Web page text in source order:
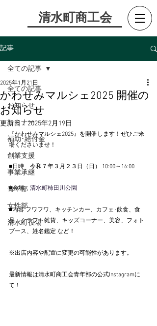
​清水町商工会
記事
全ての記事
お知らせ
セミナー
補助･給付金
創業支援
事業承継
青年部
女性部
清水町役場
全ての記事
かわせみマルシェ2025 開催の
お知らせ
2025年1月21日
更新日：2025年2月19日
​『かわせみマルシェ2025』を開催します！ぜひご来
場くださいませ！
■日時　令和７年３月２３日（日） 10:00～16:00
■会場 清水町柿田川公園
■内容 フワフワ、キッチンカー、カフェ･飲食、食
品、クラフト雑貨、キッズコーナー、美容、フォト
ブース、姓名鑑定 など！
※出店内容や配置に変更の可能性があります。
最新情報は清水町商工会青年部の公式Instagramに
て！